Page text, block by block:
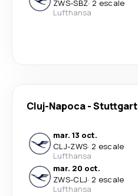
ZWS-SBZ· 2 escale
Lufthansa
Cluj-Napoca-Stuttgart
mar. 13 oct.
CLJ-ZWS· 2 escale
Lufthansa
mar. 20 oct.
ZWS-CLJ· 2 escale
Lufthansa